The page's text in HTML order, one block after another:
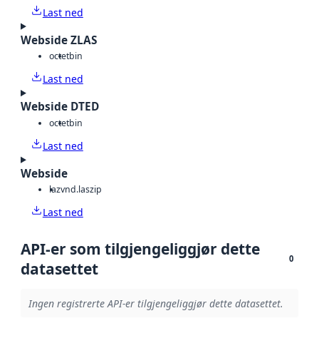
Last ned
Webside ZLAS
octetbin
Last ned
Webside DTED
octetbin
Last ned
Webside
lazvnd.laszip
Last ned
API-er som tilgjengeliggjør dette
datasettet
0
Ingen registrerte API-er tilgjengeliggjør dette datasettet.